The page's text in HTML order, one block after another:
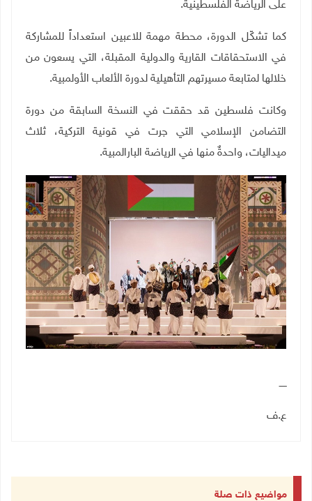
على الرياضة الفلسطينية.
كما تشكّل الدورة، محطة مهمة للاعبين استعداداً للمشاركة
في الاستحقاقات القارية والدولية المقبلة، التي يسعون من
خلالها لمتابعة مسيرتهم التأهيلية لدورة الألعاب الأولمبية.
وكانت فلسطين قد حققت في النسخة السابقة من دورة
التضامن الإسلامي التي جرت في قونية التركية، ثلاث
ميداليات، واحدةٌ منها في الرياضة البارالمبية.
ـــــ
ع.ف
مواضيع ذات صلة